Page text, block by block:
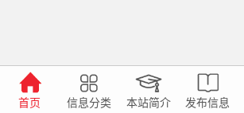
首页 信息分类 本站简介 发布信息